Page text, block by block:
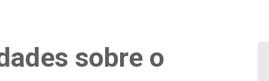
sobre o